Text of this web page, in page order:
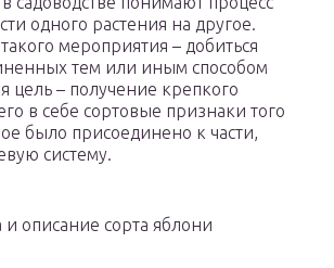
одного растения на другое.
мероприятия – добиться
тем или иным способом
цель – получение крепкого
в себе сортовые признаки того
было присоединено к части,
систему.
и описание сорта яблони